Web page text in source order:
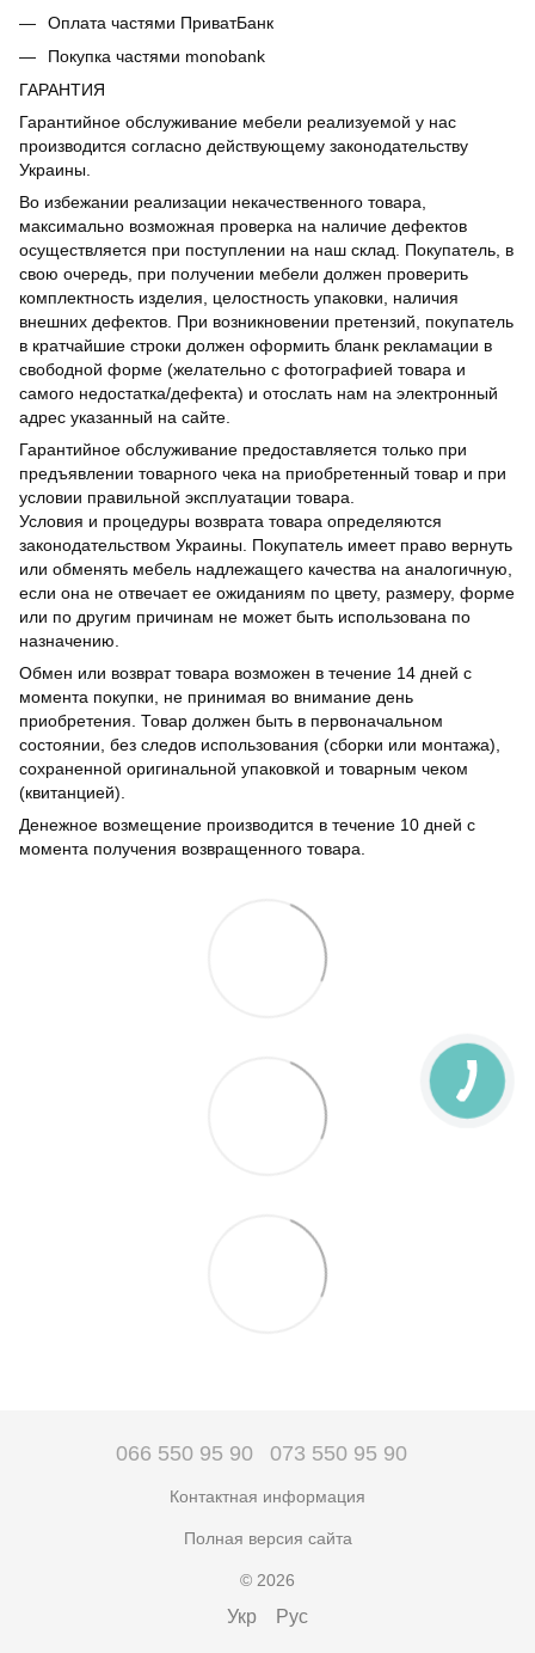
Оплата частями ПриватБанк
Покупка частями monobank
ГАРАНТИЯ
Гарантийное обслуживание мебели реализуемой у нас
производится согласно действующему законодательству
Украины.
Во избежании реализации некачественного товара,
максимально возможная проверка на наличие дефектов
осуществляется при поступлении на наш склад. Покупатель, в
свою очередь, при получении мебели должен проверить
комплектность изделия, целостность упаковки, наличия
внешних дефектов. При возникновении претензий, покупатель
в кратчайшие строки должен оформить бланк рекламации в
свободной форме (желательно с фотографией товара и
самого недостатка/дефекта) и отослать нам на электронный
адрес указанный на сайте.
Гарантийное обслуживание предоставляется только при
предъявлении товарного чека на приобретенный товар и при
условии правильной эксплуатации товара.
Условия и процедуры возврата товара определяются
законодательством Украины. Покупатель имеет право вернуть
или обменять мебель надлежащего качества на аналогичную,
если она не отвечает ее ожиданиям по цвету, размеру, форме
или по другим причинам не может быть использована по
назначению.
Обмен или возврат товара возможен в течение 14 дней с
момента покупки, не принимая во внимание день
приобретения. Товар должен быть в первоначальном
состоянии, без следов использования (сборки или монтажа),
сохраненной оригинальной упаковкой и товарным чеком
(квитанцией).
Денежное возмещение производится в течение 10 дней с
момента получения возвращенного товара.
066 550 95 90 073 550 95 90
Контактная информация
Полная версия сайта
© 2026
Укр Рус